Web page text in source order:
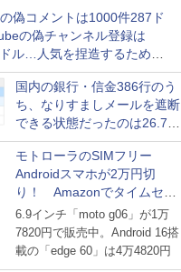
偽コメントは1000件287ド
の偽チャンネル登録は
ル…人気を捏造するための
が公開中
国内の銀行・信金386行のう
ち、なりすましメールを遮断
できる状態だったのは26.7％
にとどまる～GMOブランド
セキュリティ調査
モトローラのSIMフリー
Androidスマホが2万円切
り！ Amazonでタイムセー
ル
6.9インチ「moto g06」が1万
7820円で販売中。Android 16搭
載の「edge 60」は4万4820円